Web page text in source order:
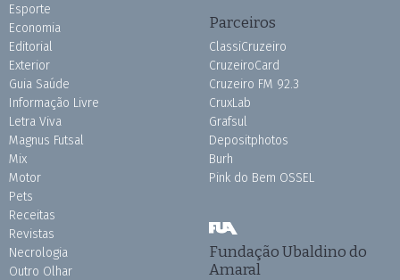
Esporte
Economia
Editorial
Exterior
Guia Saúde
Informação Livre
Letra Viva
Magnus Futsal
Mix
Motor
Pets
Receitas
Revistas
Necrologia
Outro Olhar
Parceiros
ClassiCruzeiro
CruzeiroCard
Cruzeiro FM 92.3
CruxLab
Grafsul
Depositphotos
Burh
Pink do Bem OSSEL
Fundação Ubaldino do
Amaral